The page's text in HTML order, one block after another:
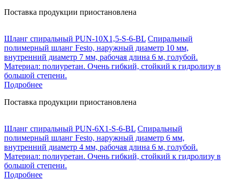
Поставка продукции приостановлена
Шланг спиральный PUN-10X1,5-S-6-BL Спиральный
полимерный шланг Festo, наружный диаметр 10 мм,
внутренний диаметр 7 мм, рабочая длина 6 м, голубой.
Материал: полиуретан. Очень гибкий, стойкий к гидролизу в
большой степени.
Подробнее
Поставка продукции приостановлена
Шланг спиральный PUN-6X1-S-6-BL Спиральный
полимерный шланг Festo, наружный диаметр 6 мм,
внутренний диаметр 4 мм, рабочая длина 6 м, голубой.
Материал: полиуретан. Очень гибкий, стойкий к гидролизу в
большой степени.
Подробнее